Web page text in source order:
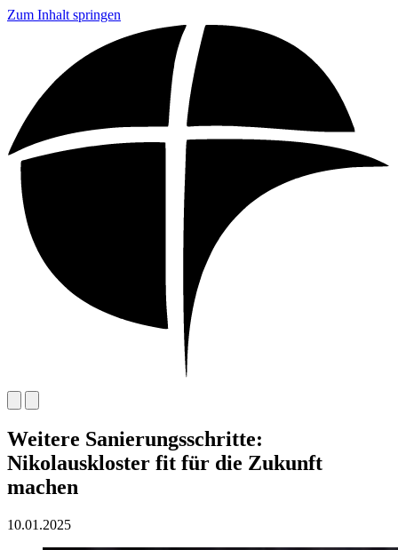
Zum Inhalt springen
Weitere Sanierungsschritte:
Nikolauskloster fit für die Zukunft
machen
10.01.2025